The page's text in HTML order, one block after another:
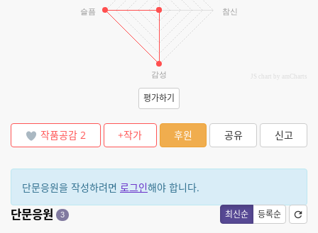
참신
감성
슬픔
JS chart by amCharts
평가하기
작품공감 2 +작가 후원 공유 신고
단문응원을 작성하려면 로그인해야 합니다.
최신순 등록순
단문응원 3